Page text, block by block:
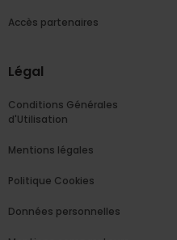
Accès partenaires
Légal
Conditions Générales
d'Utilisation
Mentions légales
Politique Cookies
Données personnelles